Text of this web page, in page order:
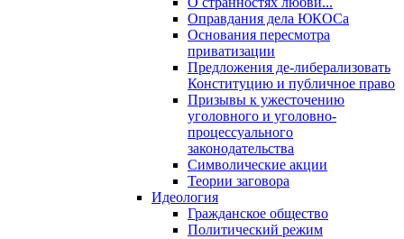
Оправдания дела ЮКОСа
Основания пересмотра
приватизации
Предложения де-либерализовать
Конституцию и публичное право
Призывы к ужесточению
уголовного и уголовно-
процессуального
законодательства
Символические акции
Теории заговора
Идеология
Гражданское общество
Политический режим